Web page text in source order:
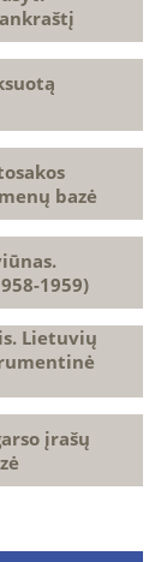
bazė
1959)
Lietuvių
įrašų